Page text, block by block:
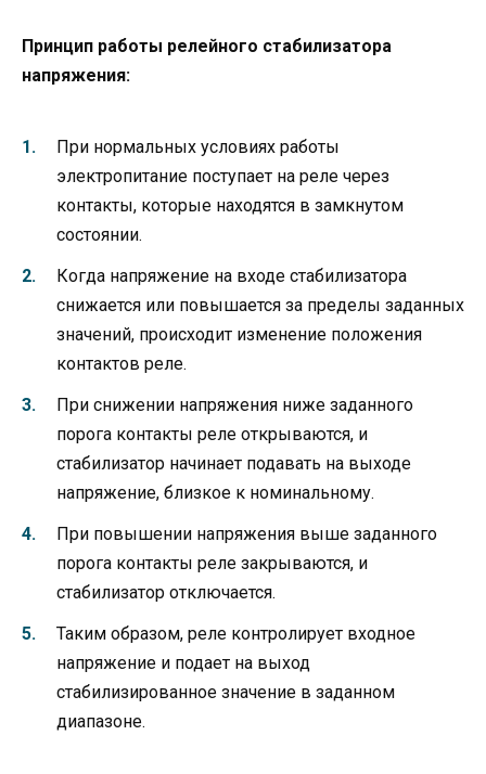
Принцип работы релейного стабилизатора
напряжения:
При нормальных условиях работы
электропитание поступает на реле через
контакты, которые находятся в замкнутом
состоянии.
Когда напряжение на входе стабилизатора
снижается или повышается за пределы заданных
значений, происходит изменение положения
контактов реле.
При снижении напряжения ниже заданного
порога контакты реле открываются, и
стабилизатор начинает подавать на выходе
напряжение, близкое к номинальному.
При повышении напряжения выше заданного
порога контакты реле закрываются, и
стабилизатор отключается.
Таким образом, реле контролирует входное
напряжение и подает на выход
стабилизированное значение в заданном
диапазоне.